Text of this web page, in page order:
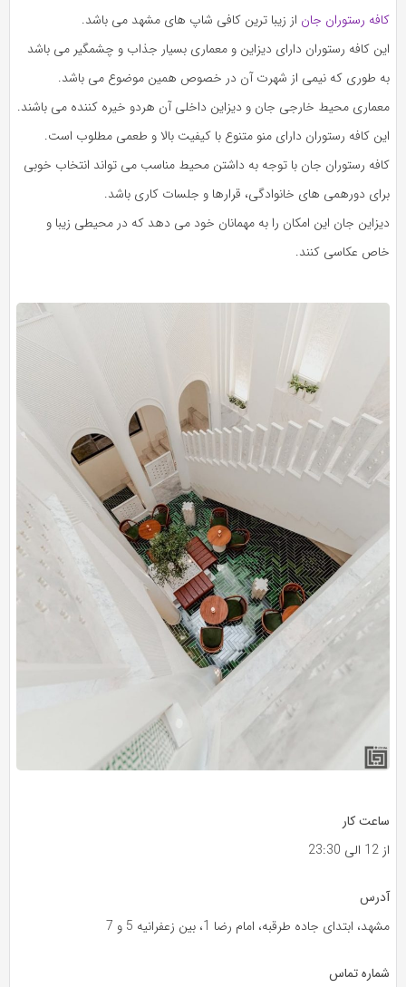
کافه رستوران جان از زیبا ترین کافی شاپ های مشهد می باشد.
این کافه رستوران دارای دیزاین و معماری بسیار جذاب و چشمگیر می باشد
به طوری که نیمی از شهرت آن در خصوص همین موضوع می باشد.
معماری محیط خارجی جان و دیزاین داخلی آن هردو خیره کننده می باشند.
این کافه رستوران دارای منو متنوع با کیفیت بالا و طعمی مطلوب است.
کافه رستوران جان با توجه به داشتن محیط مناسب می تواند انتخاب خوبی
برای دورهمی های خانوادگی، قرارها و جلسات کاری باشد.
دیزاین جان این امکان را به مهمانان خود می دهد که در محیطی زیبا و
خاص عکاسی کنند.
ساعت کار
از 12 الی 23:30
آدرس
مشهد، ابتدای جاده طرقبه، امام رضا 1، بین زعفرانیه 5 و 7
شماره تماس